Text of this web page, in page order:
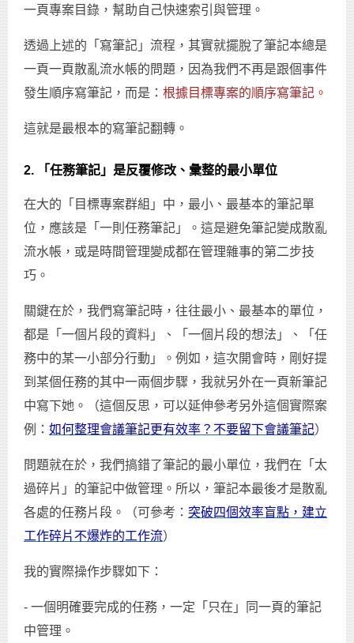
一頁專案目錄，幫助自己快速索引與管理。
透過上述的「寫筆記」流程，其實就擺脫了筆記本總是
一頁一頁散亂流水帳的問題，因為我們不再是跟個事件
發生順序寫筆記，而是： 根據目標專案的順序寫筆記。
這就是最根本的寫筆記翻轉。
2. 「任務筆記」是反覆修改、彙整的最小單位
在大的「目標專案群組」中，最小、最基本的筆記單
位，應該是「一則任務筆記」。這是避免筆記變成散亂
流水帳，或是時間管理變成都在管理雜事的第二步技
巧。
關鍵在於，我們寫筆記時，往往最小、最基本的單位，
都是「一個片段的資料」、「一個片段的想法」、「任
務中的某一小部分行動」。例如，這次開會時，剛好提
到某個任務的其中一兩個步驟，我就另外在一頁新筆記
中寫下她。（這個反思，可以延伸參考另外這個實際案
例： 如何整理會議筆記更有效率？不要留下會議筆記）
問題就在於，我們搞錯了筆記的最小單位，我們在「太
過碎片」的筆記中做管理。所以，筆記本最後才是散亂
各處的任務片段。（可參考： 突破四個效率盲點，建立
工作碎片不爆炸的工作流）
我的實際操作步驟如下：
- 一個明確要完成的任務，一定「只在」同一頁的筆記
中管理。